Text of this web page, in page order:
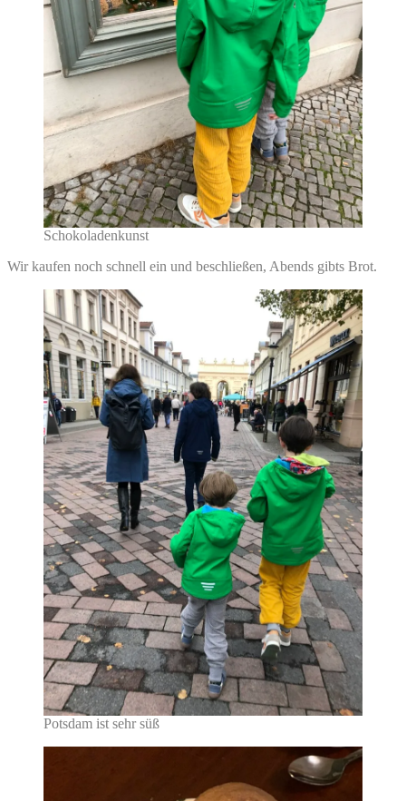
Schokoladenkunst
Wir kaufen noch schnell ein und beschließen, Abends gibts Brot.
Potsdam ist sehr süß